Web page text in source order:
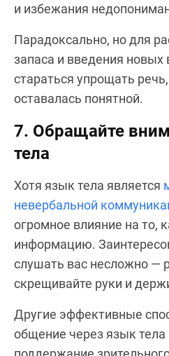
и избежания
Парадоксально, но для
запаса и введения
стараться упрощать
оставалась понятной.
7. Обращайте
тела
Хотя язык тела является
невербальной
огромное влияние на то,
информацию.
слушать вас несложно —
скрещивайте руки и
Другие эффективные
общение через язык